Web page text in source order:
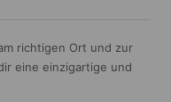
richtigen Ort und zur
eine einzigartige und